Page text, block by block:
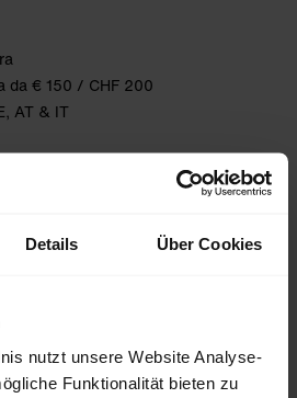
Details Über Cookies
nutzt unsere Website Analyse-
Funktionalität bieten zu
da € 150 / CHF 200
AT & IT